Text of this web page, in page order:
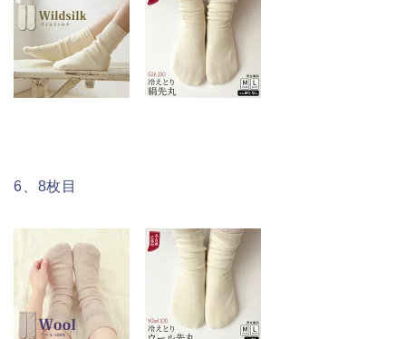
6、8枚目